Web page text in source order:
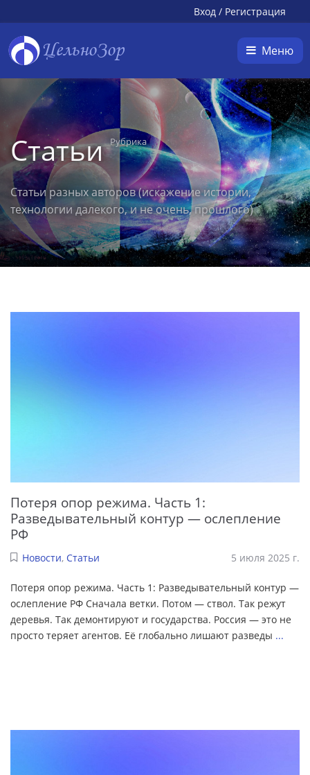
Вход / Регистрация
ЦельноЗор Меню
СтатьиРубрика
Статьи разных авторов (искажение истории,
технологии далекого, и не очень, прошлого)
Потеря опор режима. Часть 1:
Разведывательный контур — ослепление
РФ
Новости, Статьи 5 июля 2025 г.
Потеря опор режима. Часть 1: Разведывательный контур —
ослепление РФ Сначала ветки. Потом — ствол. Так режут
деревья. Так демонтируют и государства. Россия — это не
просто теряет агентов. Её глобально лишают разведы ...